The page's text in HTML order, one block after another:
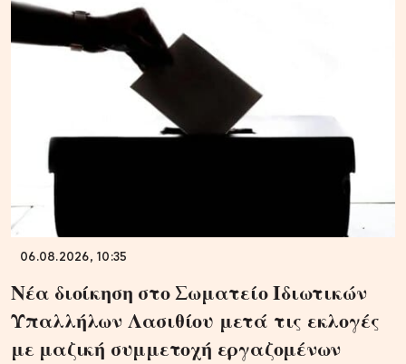
06.08.2026, 10:35
Νέα διοίκηση στο Σωματείο Ιδιωτικών
Υπαλλήλων Λασιθίου μετά τις εκλογές
με μαζική συμμετοχή εργαζομένων